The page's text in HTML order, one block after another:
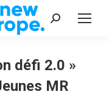
Recherche
défi 2.0 »
MR